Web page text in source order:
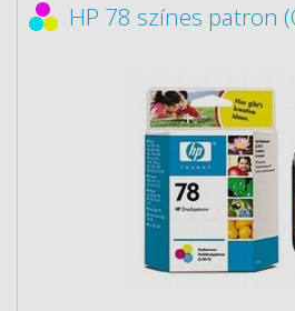
HP 78 színes patron